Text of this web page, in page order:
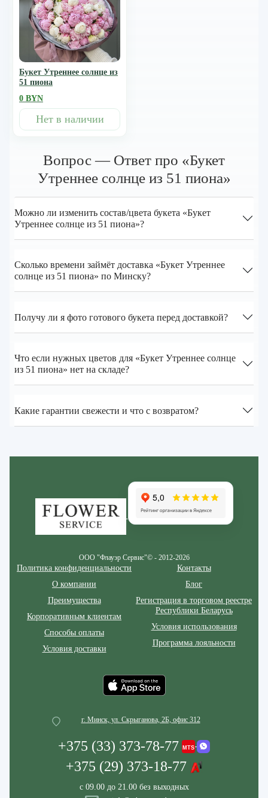
Букет Утреннее солнце из
51 пиона
0 BYN
Нет в наличии
Вопрос — Ответ про «Букет
Утреннее солнце из 51 пиона»
Можно ли изменить состав/цвета букета «Букет
Утреннее солнце из 51 пиона»?
Сколько времени займёт доставка «Букет Утреннее
солнце из 51 пиона» по Минску?
Получу ли я фото готового букета перед доставкой?
Что если нужных цветов для «Букет Утреннее солнце
из 51 пиона» нет на складе?
Какие гарантии свежести и что с возвратом?
ООО "Флауэр Сервис"© - 2012-2026
Политика конфиденциальности
О компании
Преимущества
Корпоративным клиентам
Способы оплаты
Условия доставки
Контакты
Блог
Регистрация в торговом реестре
Республики Беларусь
Условия использования
Программа лояльности
г. Минск, ул. Скрыганова, 2Б, офис 312
+375 (33) 373-78-77
+375 (29) 373-18-77
с 09.00 до 21.00 без выходных